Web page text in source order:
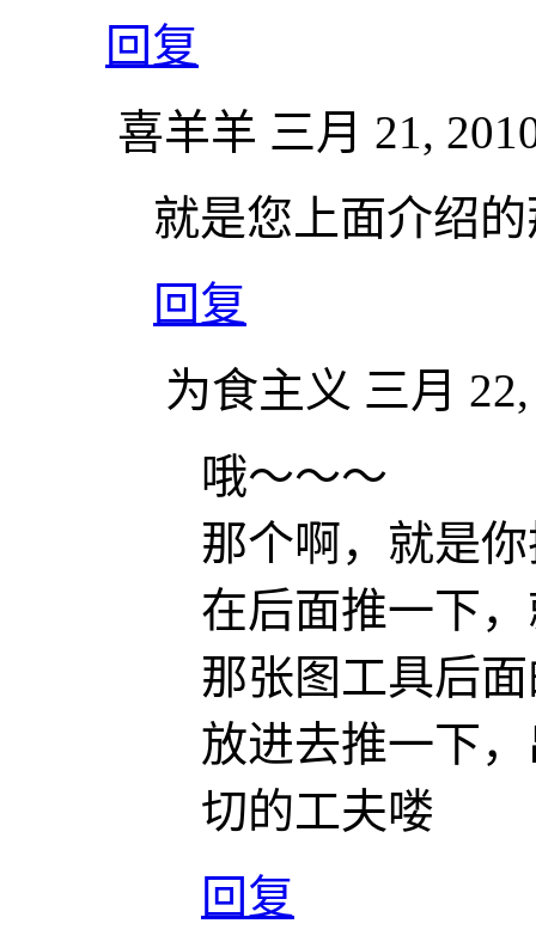
回复
喜羊羊 三月 21,
就是您上面介绍
回复
为食主义 三月
哦～～～
那个啊，就是
在后面推一下
那张图工具后
放进去推一下
切的工夫喽
回复